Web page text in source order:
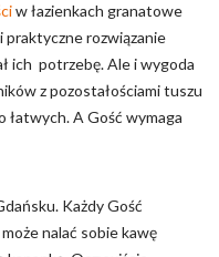
w łazienkach granatowe
praktyczne rozwiązanie
ich potrzebę. Ale i wygoda
z pozostałościami tuszu
łatwych. A Gość wymaga
Każdy Gość
nalać sobie kawę